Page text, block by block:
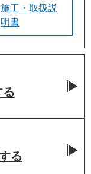
施工・取扱説
明書
る